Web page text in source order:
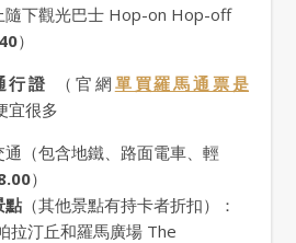
隨下觀光巴士 Hop-on Hop-off
）
行證
（官網 單買羅馬通票是
宜很多
（包含地鐵、路面電車、輕
）
點 （其他景點有持卡者折扣）：
拉汀丘和羅馬廣場 The